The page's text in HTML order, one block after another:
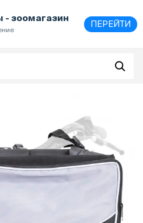
- зоомагазин
ПЕРЕЙТИ